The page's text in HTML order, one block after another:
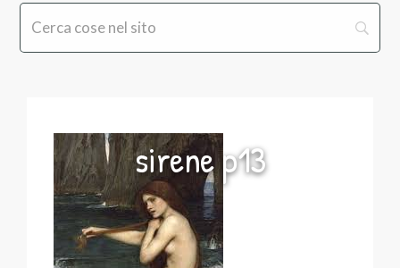
sirene p13